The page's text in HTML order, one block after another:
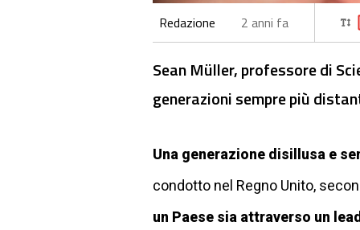
Redazione 2 anni fa
Sean Müller, professore di
generazioni sempre più
Una generazione disillusa e
condotto nel Regno Unito,
un Paese sia attraverso un